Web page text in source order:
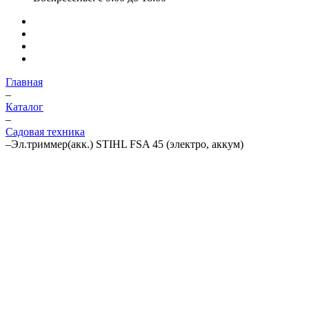
Главная
–
Каталог
–
Садовая техника
–Эл.триммер(акк.) STIHL FSA 45 (электро, аккум)